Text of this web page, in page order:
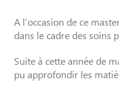
A l’occasion de ce
dans le cadre des soins
Suite à cette année de
pu approfondir les